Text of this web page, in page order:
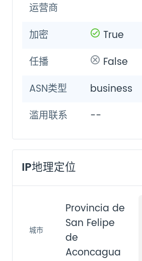
运营商
加密
True
任播
False
ASN类型
business
滥用联系
--
IP地理定位
城市
Provincia de
San Felipe
de
Aconcagua